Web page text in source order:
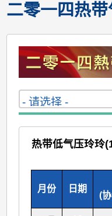
二零一四热
热带低气压玲玲
月份 日期
(